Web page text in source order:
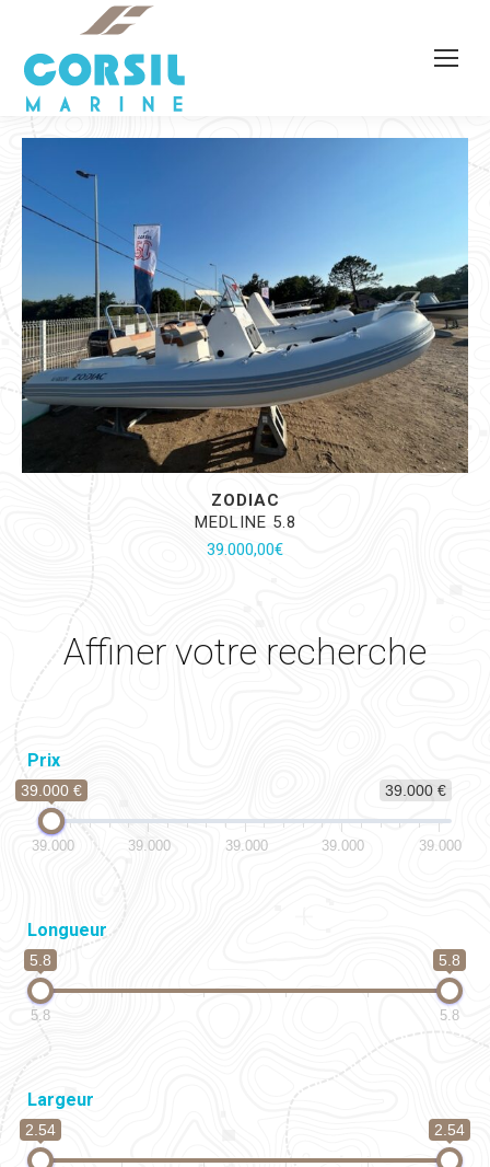
ZODIAC
MEDLINE 5.8
39.000,00€
Affiner votre recherche
Prix
39.000 €
39.000 €
39.000 39.000 39.000 39.000 39.000
Longueur
5.8 5.8
5.8 5.8
Largeur
2.54 2.54